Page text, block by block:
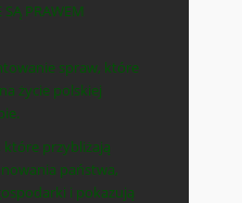
PRAWEM
spraw, które
życie polskiej
przybliżają
państwa,
i pokazują